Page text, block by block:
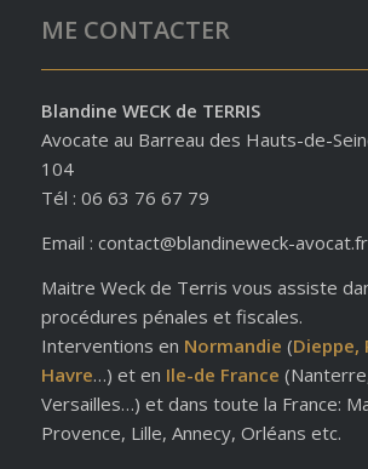
ME CONTACTER
Blandine WECK de TERRIS
Avocate au Barreau des Hauts-de-
104
Tél : 06 63 76 67 79
Email : contact@blandineweck-avocat.fr
Maitre Weck de Terris vous assiste
procédures pénales et fiscales.
Interventions en Normandie (Dieppe,
Havre…) et en Ile-de France
Versailles…) et dans toute la France:
Provence, Lille, Annecy, Orléans etc.